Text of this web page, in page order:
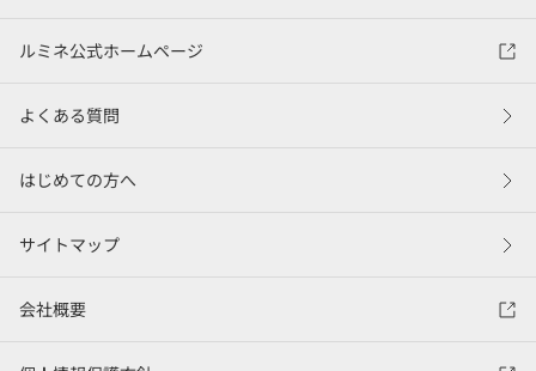
ルミネ公式ホームページ
よくある質問
はじめての方へ
サイトマップ
会社概要